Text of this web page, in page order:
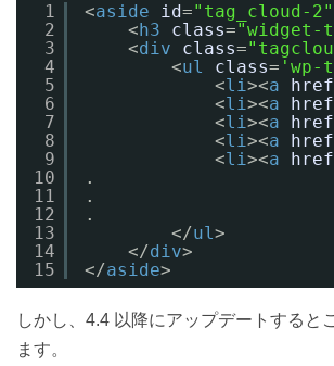
1
2
3
4
5
6
7
8
9
10
11
12
13
14
15
<aside id="tag_cloud-2"
<h3 class=
<div class=
<ul class= 'wp-
<li><a href
<li><a href
<li><a href
<li><a href
<li><a href
.
.
.
</ul>
</div>
</aside>
しかし、4.4 以降にアップデートすると
ます。